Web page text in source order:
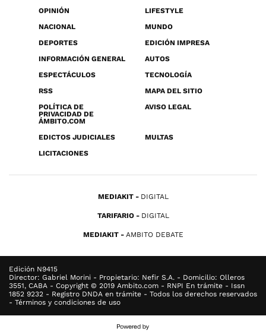
OPINIÓN
LIFESTYLE
NACIONAL
MUNDO
DEPORTES
EDICIÓN IMPRESA
INFORMACIÓN GENERAL
AUTOS
ESPECTÁCULOS
TECNOLOGÍA
RSS
MAPA DEL SITIO
POLÍTICA DE
PRIVACIDAD DE
ÁMBITO.COM
AVISO LEGAL
EDICTOS JUDICIALES
MULTAS
LICITACIONES
MEDIAKIT DIGITAL
TARIFARIO DIGITAL
MEDIAKIT AMBITO DEBATE
Edición N9415
Director: Gabriel Morini - Propietario: Nefir S.A. - Domicilio: Olleros
3551, CABA - Copyright © 2019 Ambito.com - RNPI En trámite - Issn
1852 9232 - Registro DNDA en trámite - Todos los derechos reservados
- Términos y condiciones de uso